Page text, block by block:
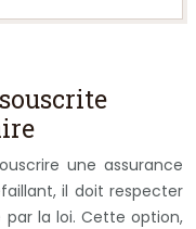
une assurance
il doit respecter
la loi. Cette option,